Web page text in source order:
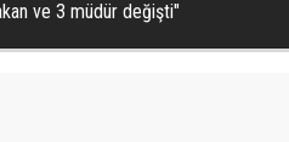
ve 3 müdür değişti"